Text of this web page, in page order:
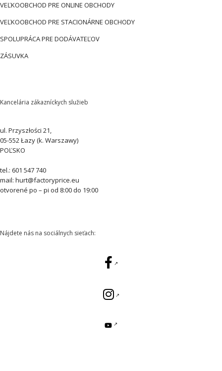
VEĽKOOBCHOD PRE ONLINE OBCHODY
VEĽKOOBCHOD PRE STACIONÁRNE OBCHODY
SPOLUPRÁCA PRE DODÁVATEĽOV
ZÁSUVKA
Kancelária zákazníckych služieb
ul. Przyszłości 21,
05-552 Łazy (k. Warszawy)
POĽSKO
tel.: 601 547 740
mail: hurt@factoryprice.eu
otvorené po – pi od 8:00 do 19:00
Nájdete nás na sociálnych sieťach: